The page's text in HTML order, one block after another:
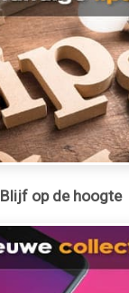
Blijf op de hoogte